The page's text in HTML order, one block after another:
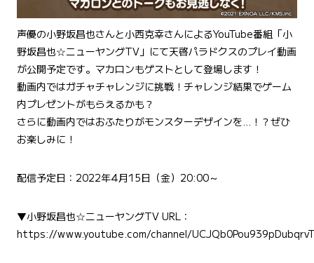
声優の小野坂昌也さんと小西克幸さんによるYouTube番組「小
野坂昌也☆ニューヤングTV」にて天啓パラドクスのプレイ動画
が公開予定です。マカロンもゲストとして登場します！
動画内ではガチャチャレンジに挑戦！チャレンジ結果でゲーム
内プレゼントがもらえるかも？
さらに動画内ではおふたりがモンスターデザインを…！？ぜひ
お楽しみに！
配信予定日：2022年4月15日（金）20:00～
▼小野坂昌也☆ニューヤングTV URL：
https://www.youtube.com/channel/